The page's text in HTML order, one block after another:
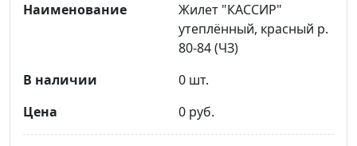
Жилет "КАССИР"
утеплённый, красный р.
80-84 (ЧЗ)
0 шт.
0 руб.